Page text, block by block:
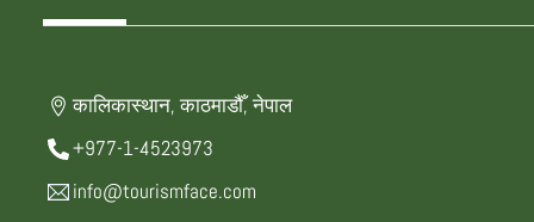
कालिकास्थान, काठमाडौँ, नेपाल
+977-1-4523973
info@tourismface.com